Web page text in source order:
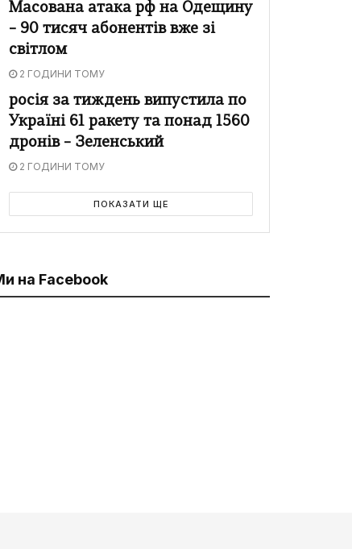
Масована атака рф на Одещину
– 90 тисяч абонентів вже зі
світлом
2 ГОДИНИ ТОМУ
росія за тиждень випустила по
Україні 61 ракету та понад 1560
дронів – Зеленський
2 ГОДИНИ ТОМУ
ПОКАЗАТИ ЩЕ
на Facebook